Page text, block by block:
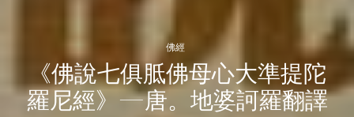
佛經
《佛說七俱胝佛母心大準提陀
羅尼經》—唐。地婆訶羅翻譯